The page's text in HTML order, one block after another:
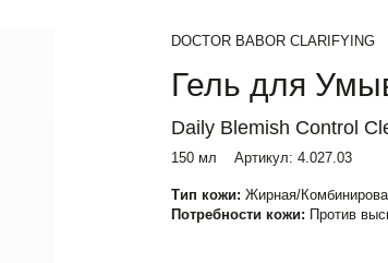
DOCTOR BABOR CLARIFYING
Гель для
Daily Blemish Control
150 мл Артикул: 4.027.03
Тип кожи: Жирная/
Потребности кожи: Против